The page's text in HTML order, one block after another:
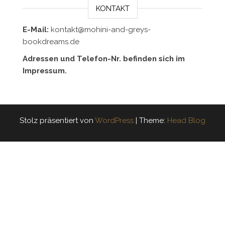
KONTAKT
E-Mail: kontakt@mohini-and-greys-
bookdreams.de
Adressen und Telefon-Nr. befinden sich im
Impressum.
Stolz präsentiert von WordPress | Theme: Head Blog